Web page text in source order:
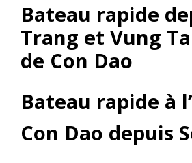
Bateau rapide
Trang et Vung
de Con Dao
Bateau rapide à
Con Dao depuis